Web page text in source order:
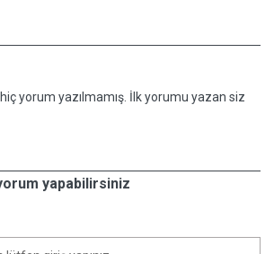
yorum yazılmamış. İlk yorumu yazan siz
yapabilirsiniz